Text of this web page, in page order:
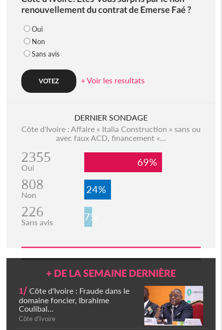
renouvellement du contrat de Emerse Faé ?
Oui
Non
Sans avis
+ Voir les resultats
DERNIER SONDAGE
Côte d'Ivoire : Affaire « Italia Construction » sans ou
avec faux ACD, financement «...
2355
Oui 69%
808
Non 24%
226
Sans avis 7%
+ DE LA SEMAINE DERNIÈRE
1/ Côte d'Ivoire : Fraude dans le
domaine foncier, Ibrahime
Coulibal...
Côte d'Ivoire